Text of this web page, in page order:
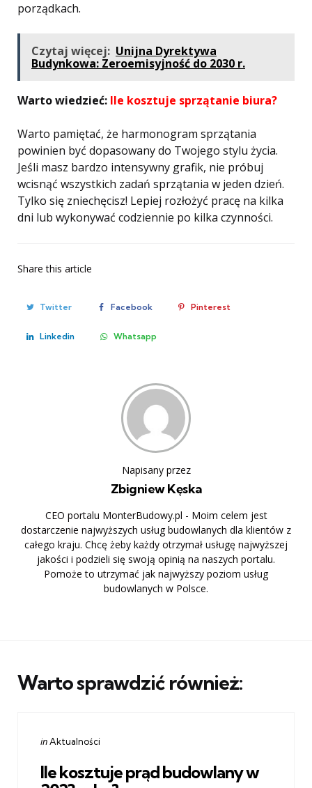
porządkach.
Czytaj więcej: Unijna Dyrektywa
Budynkowa: Zeroemisyjność do 2030 r.
Warto wiedzieć: Ile kosztuje sprzątanie biura?
Warto pamiętać, że harmonogram sprzątania
powinien być dopasowany do Twojego stylu życia.
Jeśli masz bardzo intensywny grafik, nie próbuj
wcisnąć wszystkich zadań sprzątania w jeden dzień.
Tylko się zniechęcisz! Lepiej rozłożyć pracę na kilka
dni lub wykonywać codziennie po kilka czynności.
Share this article
Twitter Facebook Pinterest
Linkedin Whatsapp
Napisany przez
Zbigniew Kęska
CEO portalu MonterBudowy.pl - Moim celem jest
dostarczenie najwyższych usług budowlanych dla klientów z
całego kraju. Chcę żeby każdy otrzymał usługę najwyższej
jakości i podzieli się swoją opinią na naszych portalu.
Pomoże to utrzymać jak najwyższy poziom usług
budowlanych w Polsce.
Warto sprawdzić również:
Categories
Posted
inAktualności
Ile kosztuje prąd budowlany w